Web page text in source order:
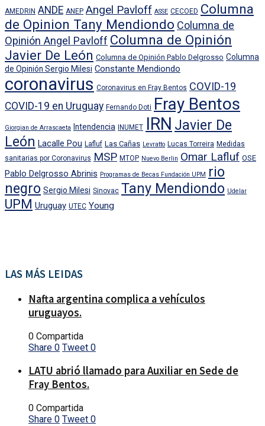
AMEDRIN ANDE ANEP Angel Pavloff ASSE CECOED Columna
de Opinion Tany Mendiondo Columna de
Opinión Angel Pavloff Columna de Opinión
Javier De León Columna de Opinión Pablo Delgrosso Columna
de Opinión Sergio Milesi Constante Mendiondo
coronavirus Coronavirus en Fray Bentos COVID-19
COVID-19 en Uruguay Fernando Doti Fray Bentos
Giorgian de Arrascaeta Intendencia INUMET IRN Javier De
León Lacalle Pou Lafluf Las Cañas Levratto Lucas Torreira Medidas
sanitarias por Coronavirus MSP MTOP Nuevo Berlin Omar Lafluf OSE
Pablo Delgrosso Abrinis Programas de Becas Fundación UPM rio
negro Sergio Milesi Sinovac Tany Mendiondo Udelar
UPM Uruguay UTEC Young
LAS MÁS LEIDAS
Nafta argentina complica a vehículos
uruguayos.
0 Compartida
Share 0 Tweet 0
LATU abrió llamado para Auxiliar en Sede de
Fray Bentos.
0 Compartida
Share 0 Tweet 0